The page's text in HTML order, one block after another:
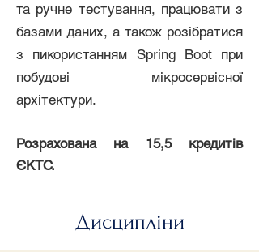
та ручне тестування, працювати з
базами даних, а також розібратися
з пикористанням Spring Boot при
побудові мікросервісної
архітектури.
Розрахована на 15,5 кредитів
ЄКТС.
Дисципліни